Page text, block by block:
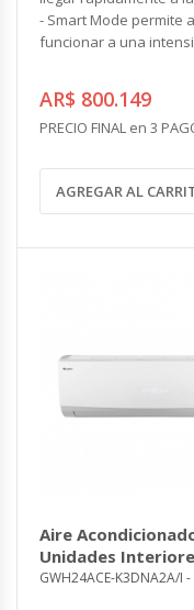
- Smart Mode permite
funcionar a una
AR$ 800.149
PRECIO FINAL en 3
AGREGAR AL
Aire
Unidades
GWH24ACE-K3DNA2A/I